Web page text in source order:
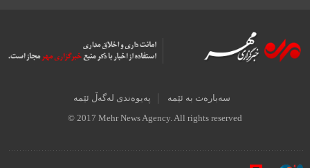
سەبارەت بە ئێمە پەیوەندی لەگەڵ ئێمە
© 2017 Mehr News Agency. All rights reserved